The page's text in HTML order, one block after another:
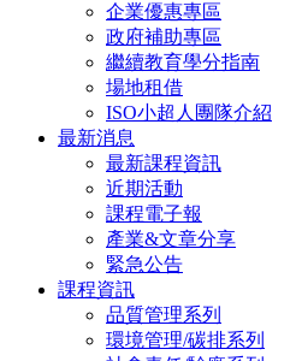
企業優惠專區
政府補助專區
繼續教育學分指南
場地租借
ISO小超人團隊介紹
最新消息
最新課程資訊
近期活動
課程電子報
產業&文章分享
緊急公告
課程資訊
品質管理系列
環境管理/碳排系列